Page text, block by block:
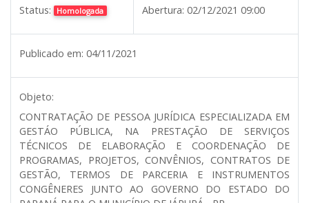
Status: Homologada Abertura: 02/12/2021 09:00
Publicado em: 04/11/2021
Objeto:
CONTRATAÇÃO DE PESSOA JURÍDICA ESPECIALIZADA EM
GESTÁO PÚBLICA, NA PRESTAÇÃO DE SERVIÇOS
TÉCNICOS DE ELABORAÇÃO E COORDENAÇÃO DE
PROGRAMAS, PROJETOS, CONVÊNIOS, CONTRATOS DE
GESTÃO, TERMOS DE PARCERIA E INSTRUMENTOS
CONGÊNERES JUNTO AO GOVERNO DO ESTADO DO